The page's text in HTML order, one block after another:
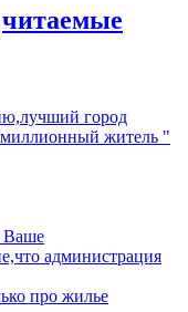
читаемые
город
житель "
Ваше
администрация
про жилье